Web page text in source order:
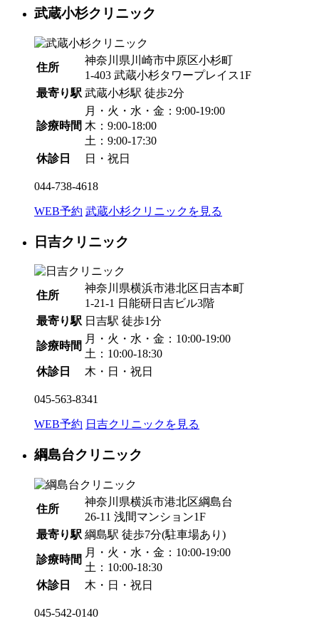
武蔵小杉クリニック
住所
神奈川県川崎市中原区小杉町
1-403 武蔵小杉タワープレイス1F
最寄り駅 武蔵小杉駅 徒歩2分
診療時間
月・火・水・金：9:00-19:00
木：9:00-18:00
土：9:00-17:30
休診日
日・祝日
044-738-4618
WEB予約 武蔵小杉クリニックを見る
日吉クリニック
住所
神奈川県横浜市港北区日吉本町
1-21-1 日能研日吉ビル3階
最寄り駅 日吉駅 徒歩1分
診療時間
月・火・水・金：10:00-19:00
土：10:00-18:30
休診日
木・日・祝日
045-563-8341
WEB予約 日吉クリニックを見る
綱島台クリニック
住所
神奈川県横浜市港北区綱島台
26-11 浅間マンション1F
最寄り駅 綱島駅 徒歩7分(駐車場あり)
診療時間
月・火・水・金：10:00-19:00
土：10:00-18:30
休診日
木・日・祝日
045-542-0140